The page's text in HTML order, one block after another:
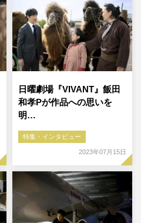
日曜劇場『VIVANT』飯田
和孝Pが作品への思いを
明…
特集・インタビュー
2023年07月15日